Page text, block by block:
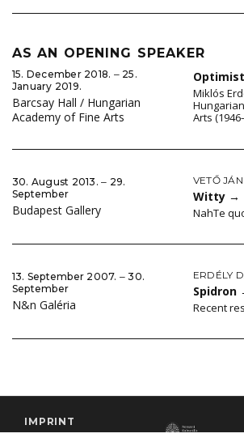
AS AN OPENING SPEAKER
15. December 2018. ‒ 25.
January 2019.
Barcsay Hall / Hungarian
Academy of Fine Arts
Miklós
Arts
30. August 2013. ‒ 29.
September
Budapest Gallery
VETŐ
Witty →
NahTe
13. September 2007. ‒ 30.
September
N&n Galéria
ERDÉLY
Spidron
Recent
IMPRINT